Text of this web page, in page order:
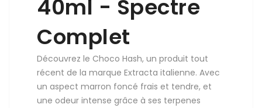
40ml - Spectre
Complet
Découvrez le Choco Hash, un produit tout
récent de la marque Extracta italienne. Avec
un aspect marron foncé frais et tendre, et
une odeur intense grâce à ses terpenes